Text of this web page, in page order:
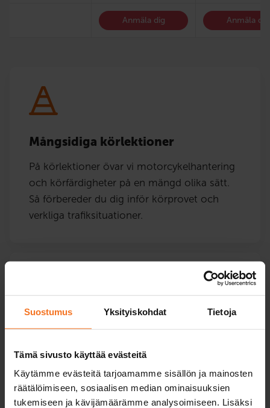
Suostumus Yksityiskohdat Tietoja
Tämä sivusto käyttää evästeitä
Käytämme evästeitä tarjoamamme sisällön ja mainosten
räätälöimiseen, sosiaalisen median ominaisuuksien
tukemiseen ja kävijämäärämme analysoimiseen. Lisäksi
Anmäla dig Anmäla dig
Mångsidiga körlektioner
På körlektioner övar vi motorcykelhantering
och körfärdigheter på en mängd olika sätt.
Så förbereder du dig inför körprovet och
verkliga trafiksituationer.
Effektiva teorilektioner
webben när det passar dig bäst.